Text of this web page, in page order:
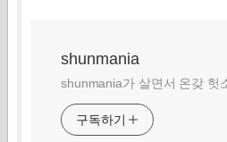
shunmania
shunmania가 살면서 온갖 헛
구독하기